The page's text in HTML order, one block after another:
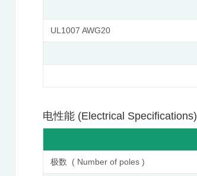
UL1007 AWG20
电性能 (Electrical Specifications)
极数 ( Number of poles )